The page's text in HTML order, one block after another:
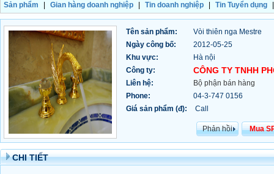
Sản phẩm Gian hàng doanh nghiệp Tin doanh nghiệp Tin Tuyển dụng
Tên sản phẩm:
Vòi thiên nga Mestre
Ngày công bố:
2012-05-25
Khu vực:
Hà nội
Công ty:
CÔNG TY TNHH
Liên hệ:
Bộ phận bán hàng
Phone:
04-3-747 0156
Giá sản phẩm (đ):
Call
Phản hồi Mua
CHI TIẾT